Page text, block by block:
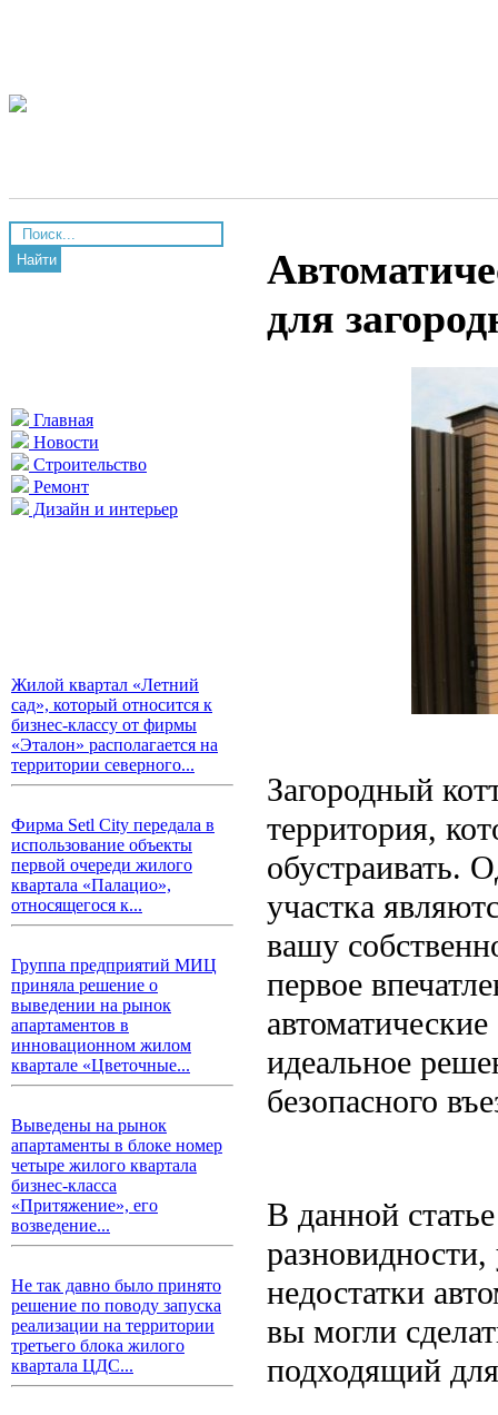
Найти
Главная
Новости
Строительство
Ремонт
Дизайн и интерьер
Жилой квартал «Летний
сад», который относится к
бизнес-классу от фирмы
«Эталон» располагается на
территории северного...
Фирма Setl City передала в
использование объекты
первой очереди жилого
квартала «Палацио»,
относящегося к...
Группа предприятий МИЦ
приняла решение о
выведении на рынок
апартаментов в
инновационном жилом
квартале «Цветочные...
Выведены на рынок
апартаменты в блоке номер
четыре жилого квартала
бизнес-класса
«Притяжение», его
возведение...
Не так давно было принято
решение по поводу запуска
реализации на территории
третьего блока жилого
квартала ЦДС...
для
Загородный
территория,
обустраивать.
участка
вашу
первое
идеальное
безопасного
В данной
недостатки
вы могли
подходящий